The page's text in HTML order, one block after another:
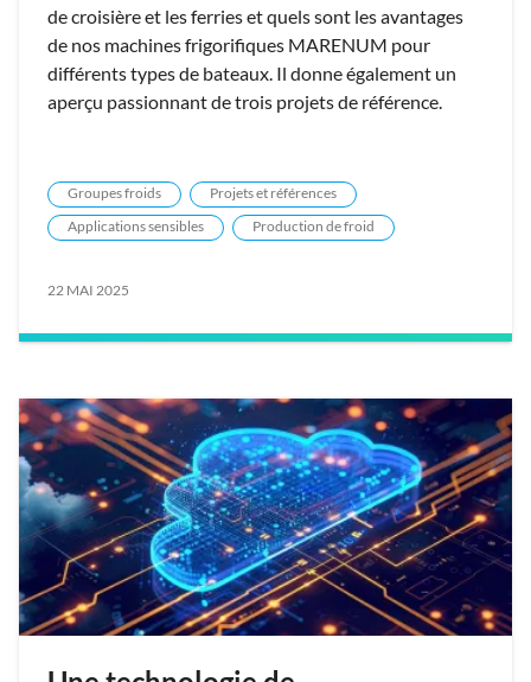
de croisière et les ferries et quels sont les avantages
de nos machines frigorifiques MARENUM pour
différents types de bateaux. Il donne également un
aperçu passionnant de trois projets de référence.
Groupes froids
Projets et références
Applications sensibles
Production de froid
22 MAI 2025